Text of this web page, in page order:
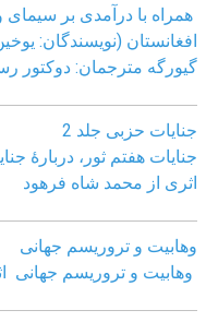
همراه با درآمدی بر
افغانستان (نویسندگان:
گیورگه مترجمان: دوکتور
جنایات حزبی جلد 2
جنایات هفتم ثور، دربارۀ
اثری از محمد شاه فرهود
وهابیت و تروریسم جهانی
وهابیت و تروریسم جهانی